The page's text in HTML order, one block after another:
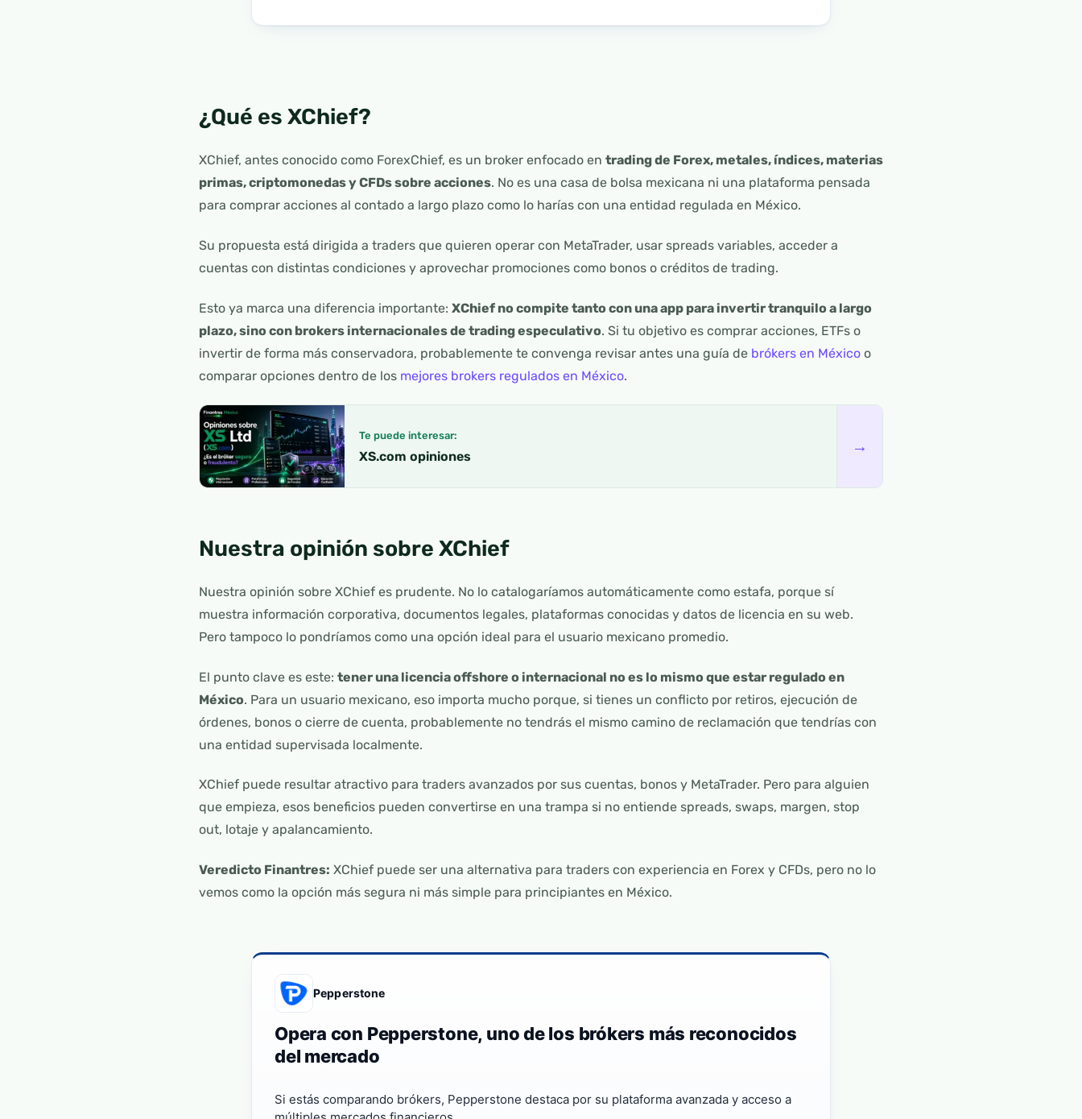
¿Qué es XChief?
XChief, antes conocido como ForexChief, es un broker enfocado en trading de Forex, metales, índices, materias
primas, criptomonedas y CFDs sobre acciones. No es una casa de bolsa mexicana ni una plataforma pensada
para comprar acciones al contado a largo plazo como lo harías con una entidad regulada en México.
Su propuesta está dirigida a traders que quieren operar con MetaTrader, usar spreads variables, acceder a
cuentas con distintas condiciones y aprovechar promociones como bonos o créditos de trading.
Esto ya marca una diferencia importante: XChief no compite tanto con una app para invertir tranquilo a largo
plazo, sino con brokers internacionales de trading especulativo. Si tu objetivo es comprar acciones, ETFs o
invertir de forma más conservadora, probablemente te convenga revisar antes una guía de brókers en México o
comparar opciones dentro de los mejores brokers regulados en México.
Te puede interesar:
XS.com opiniones
→
Nuestra opinión sobre XChief
Nuestra opinión sobre XChief es prudente. No lo catalogaríamos automáticamente como estafa, porque sí
muestra información corporativa, documentos legales, plataformas conocidas y datos de licencia en su web.
Pero tampoco lo pondríamos como una opción ideal para el usuario mexicano promedio.
El punto clave es este: tener una licencia offshore o internacional no es lo mismo que estar regulado en
México. Para un usuario mexicano, eso importa mucho porque, si tienes un conflicto por retiros, ejecución de
órdenes, bonos o cierre de cuenta, probablemente no tendrás el mismo camino de reclamación que tendrías con
una entidad supervisada localmente.
XChief puede resultar atractivo para traders avanzados por sus cuentas, bonos y MetaTrader. Pero para alguien
que empieza, esos beneficios pueden convertirse en una trampa si no entiende spreads, swaps, margen, stop
out, lotaje y apalancamiento.
Veredicto Finantres: XChief puede ser una alternativa para traders con experiencia en Forex y CFDs, pero no lo
vemos como la opción más segura ni más simple para principiantes en México.
Pepperstone
Opera con Pepperstone, uno de los brókers más reconocidos
del mercado
Si estás comparando brókers, Pepperstone destaca por su plataforma avanzada y acceso a